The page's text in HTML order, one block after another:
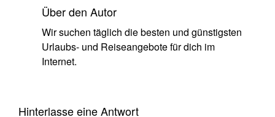
Über den Autor
Wir suchen täglich die besten und günstigsten
Urlaubs- und Reiseangebote für dich im
Internet.
Hinterlasse eine Antwort